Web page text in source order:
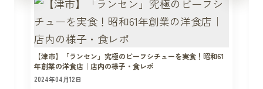
【津市】「ランセン」究極のビーフシチューを実食！昭和61
年創業の洋食店｜店内の様子・食レポ
2024年04月12日